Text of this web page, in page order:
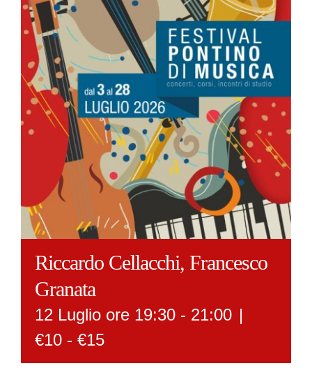
Riccardo Cellacchi, Francesco
Granata
12 Luglio ore 19:30 - 21:00 |
€10 - €15